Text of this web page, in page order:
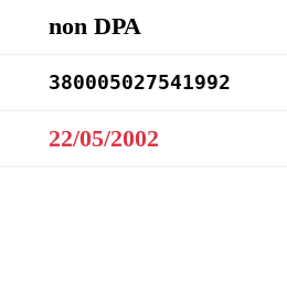
non DPA
380005027541992
22/05/2002